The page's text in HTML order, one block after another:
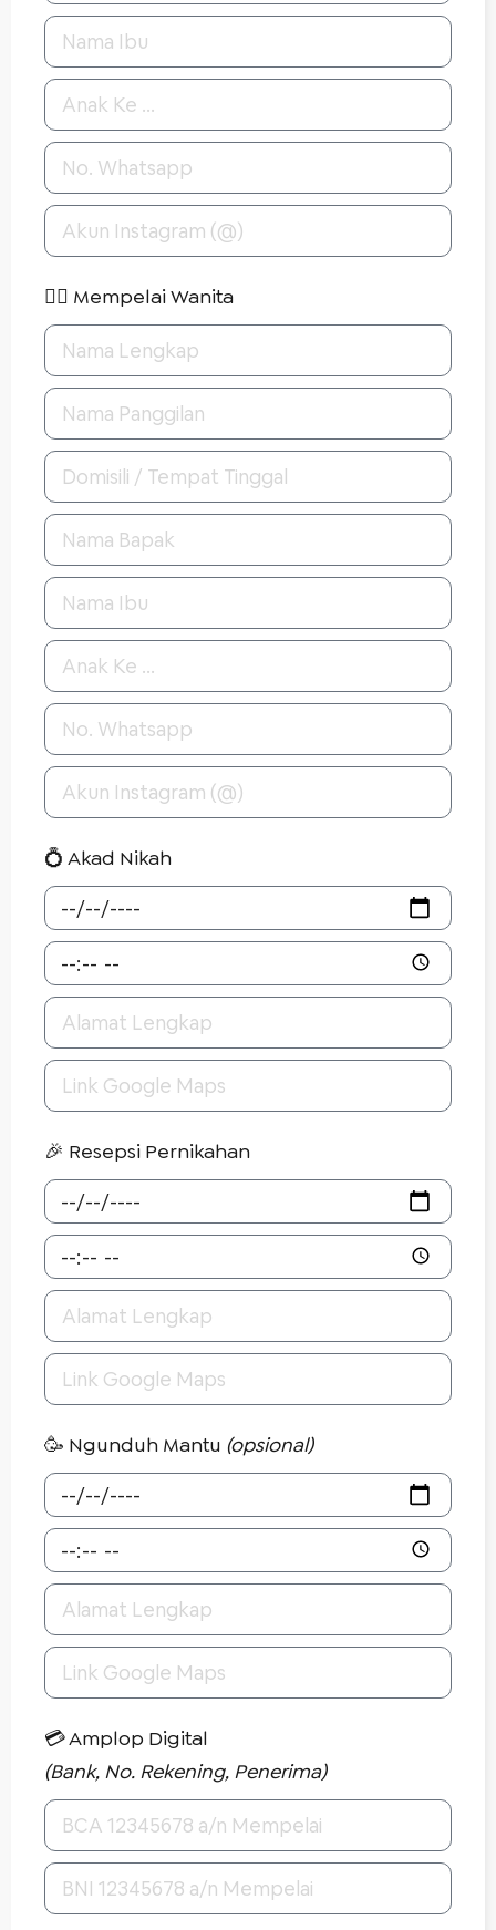
👰‍♀️ Mempelai Wanita
💍 Akad Nikah
🎉 Resepsi Pernikahan
🥳 Ngunduh Mantu (opsional)
💳 Amplop Digital
(Bank, No. Rekening, Penerima)